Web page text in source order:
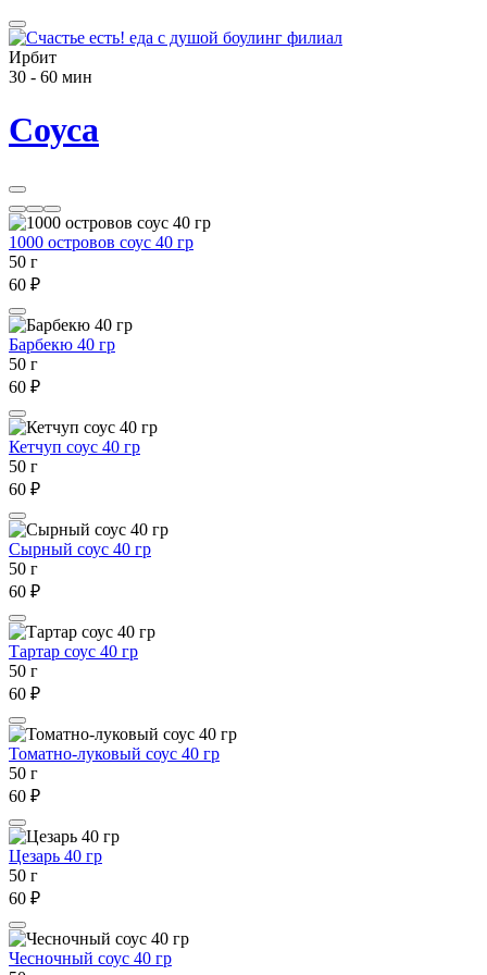
Ирбит
30 - 60 мин
Соуса
1000 островов соус 40 гр
50 г
60 ₽
Барбекю 40 гр
50 г
60 ₽
Кетчуп соус 40 гр
50 г
60 ₽
Сырный соус 40 гр
50 г
60 ₽
Тартар соус 40 гр
50 г
60 ₽
Томатно-луковый соус 40 гр
50 г
60 ₽
Цезарь 40 гр
50 г
60 ₽
Чесночный соус 40 гр